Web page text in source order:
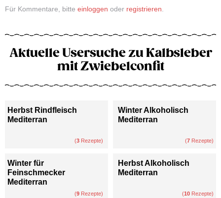
Für Kommentare, bitte einloggen oder registrieren
Aktuelle Usersuche zu Kalbsleber
mit Zwiebelconfit
Herbst Rindfleisch
Mediterran
(3 Rezepte)
Winter Alkoholisch
Mediterran
(7 Rezepte)
Winter für
Feinschmecker
Mediterran
(9 Rezepte)
Herbst Alkoholisch
Mediterran
(10 Rezepte)